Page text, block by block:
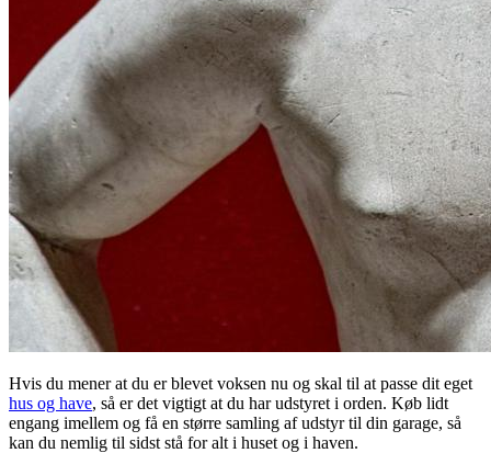
Hvis du mener at du er blevet voksen nu og skal til at passe dit eget
hus og have, så er det vigtigt at du har udstyret i orden. Køb lidt
engang imellem og få en større samling af udstyr til din garage, så
kan du nemlig til sidst stå for alt i huset og i haven.